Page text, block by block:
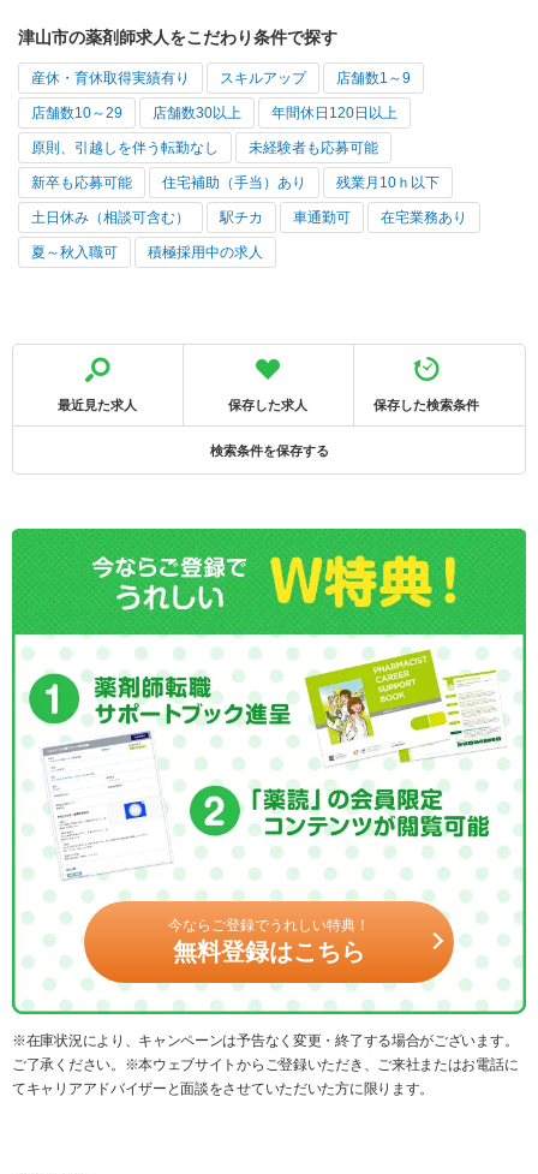
津山市の薬剤師求人をこだわり条件で探す
産休・育休取得実績有り スキルアップ 店舗数1～9
店舗数10～29 店舗数30以上 年間休日120日以上
原則、引越しを伴う転勤なし 未経験者も応募可能
新卒も応募可能 住宅補助（手当）あり 残業月10ｈ以下
土日休み（相談可含む） 駅チカ 車通勤可 在宅業務あり
夏～秋入職可 積極採用中の求人
最近見た求人 保存した求人 保存した検索条件
検索条件を保存する
今ならご登録でうれしい特典！
無料登録はこちら
※在庫状況により、キャンペーンは予告なく変更・終了する場合がございます。
ご了承ください。※本ウェブサイトからご登録いただき、ご来社またはお電話に
てキャリアアドバイザーと面談をさせていただいた方に限ります。